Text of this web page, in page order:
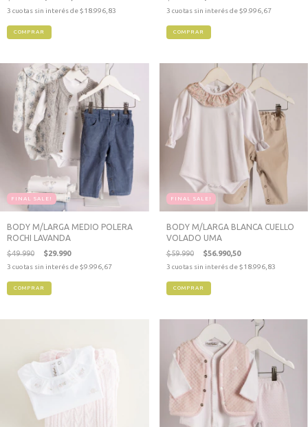
3 cuotas sin interés de$18.996,83
COMPRAR
3 cuotas sin interés de$9.996,67
COMPRAR
FINAL SALE!
BODY M/LARGA MEDIO POLERA
ROCHI LAVANDA
$49.990 $29.990
3 cuotas sin interés de$9.996,67
COMPRAR
FINAL SALE!
BODY M/LARGA BLANCA CUELLO
VOLADO UMA
$59.990 $56.990,50
3 cuotas sin interés de$18.996,83
COMPRAR